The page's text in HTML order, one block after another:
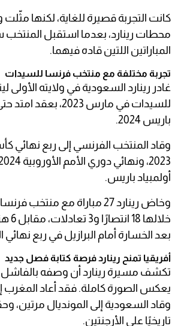
كانت التجربة قصيرة للغاية، لكنها
محطات رينارد، بعدما استقبل
المباراتين اللتين قاده فيهما.
تجربة مختلفة مع منتخب فرنسا للسيدات
غادر رينارد السعودية في ولايته الأولى
للسيدات في مارس 2023،
باريس 2024.
وقاد المنتخب الفرنسي إلى ربع نهائي
أولمبياد باريس.
وخاض رينارد 27 مباراة مع
بعد الخسارة أمام البرازيل في ربع نهائي
أفريقيا تمنح رينارد فرصة كتابة فصل جديد
تكشف مسيرة رينارد أن وصفه بالفاشل
يعكس الصورة كاملة. فقد أعاد المغرب
وقاد السعودية إلى المونديال مرتين،
تاريخيًا على الأرجنتين.